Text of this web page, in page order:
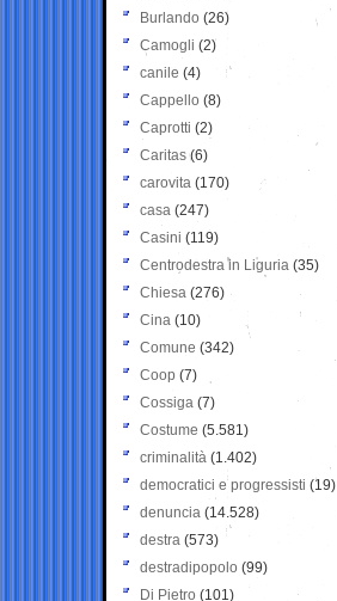
Burlando (26)
Camogli (2)
canile (4)
Cappello (8)
Caprotti (2)
Caritas (6)
carovita (170)
casa (247)
Casini (119)
Centrodestra in Liguria (35)
Chiesa (276)
Cina (10)
Comune (342)
Coop (7)
Cossiga (7)
Costume (5.581)
criminalità (1.402)
democratici e progressisti (19)
denuncia (14.528)
destra (573)
destradipopolo (99)
Di Pietro (101)